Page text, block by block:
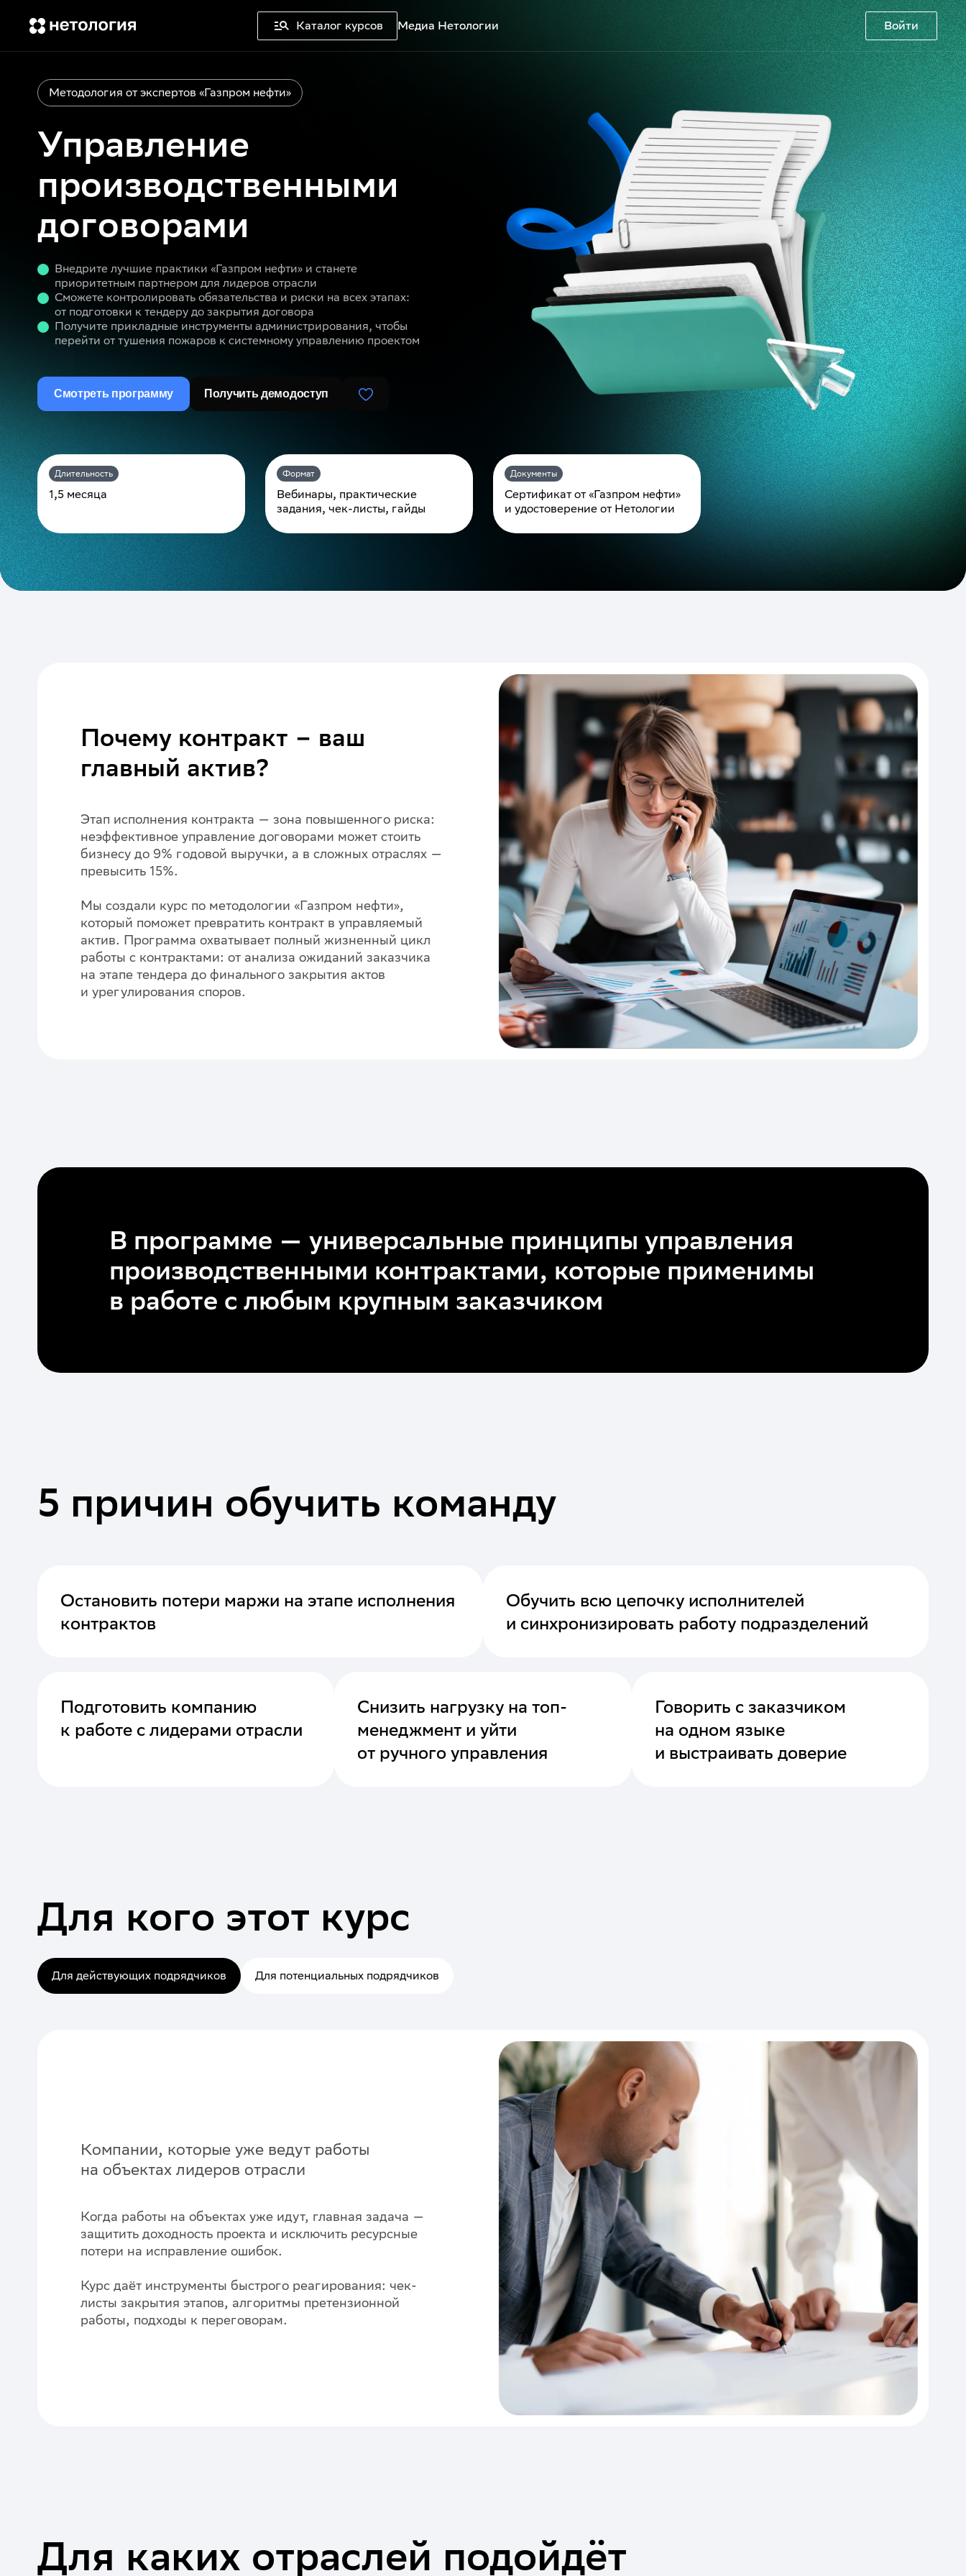
Каталог курсов Медиа Нетологии Войти
Методология от экспертов «Газпром нефти»
Управление
производственными
договорами
Внедрите лучшие практики «Газпром нефти» и станете
приоритетным партнером для лидеров отрасли
Сможете контролировать обязательства и риски на всех этапах:
от подготовки к тендеру до закрытия договора
Получите прикладные инструменты администрирования, чтобы
перейти от тушения пожаров к системному управлению проектом
Смотреть программу Получить демодоступ
Длительность
1,5 месяца
Формат
Вебинары, практические
задания, чек-листы, гайды
Документы
Сертификат от «Газпром нефти»
и удостоверение от Нетологии
Почему контракт – ваш
главный актив?
Этап исполнения контракта — зона повышенного риска:
неэффективное управление договорами может стоить
бизнесу до 9% годовой выручки, а в сложных отраслях —
превысить 15%.
Мы создали курс по методологии «Газпром нефти»,
который поможет превратить контракт в управляемый
актив. Программа охватывает полный жизненный цикл
работы с контрактами: от анализа ожиданий заказчика
на этапе тендера до финального закрытия актов
и урегулирования споров.
В программе — универсальные принципы управления
производственными контрактами, которые применимы
в работе с любым крупным заказчиком
5 причин обучить команду
Остановить потери маржи на этапе исполнения
контрактов
Обучить всю цепочку исполнителей
и синхронизировать работу подразделений
Подготовить компанию
к работе с лидерами отрасли
Снизить нагрузку на топ-
менеджмент и уйти
от ручного управления
Говорить с заказчиком
на одном языке
и выстраивать доверие
Для кого этот курс
Для действующих подрядчиков Для потенциальных подрядчиков
Компании, которые уже ведут работы
на объектах лидеров отрасли
Когда работы на объектах уже идут, главная задача —
защитить доходность проекта и исключить ресурсные
потери на исправление ошибок.
Курс даёт инструменты быстрого реагирования: чек-
листы закрытия этапов, алгоритмы претензионной
работы, подходы к переговорам.
Для каких отраслей подойдёт